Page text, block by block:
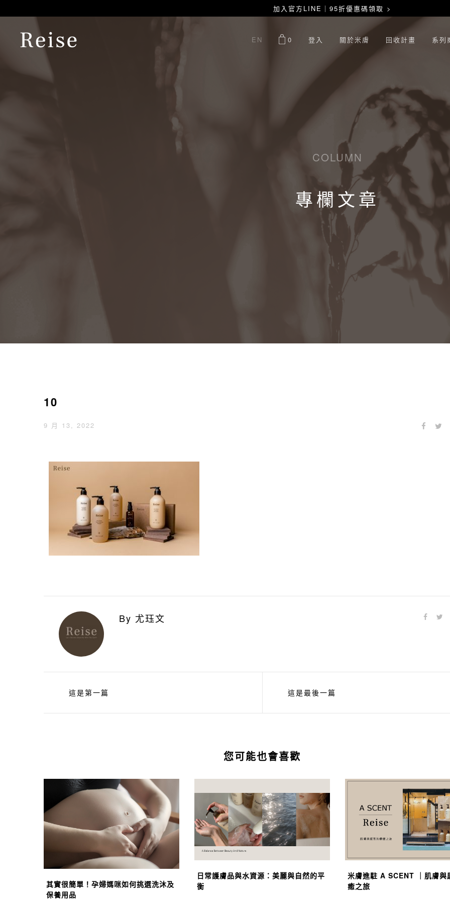
加入官方LINE｜95折優惠碼領取 >
EN 0 登入 關於米膚 回收計畫 系列
COLUMN
專欄文章
10
9 月 13, 2022
By 尤珏文
這是第一篇 這是最後一篇
您可能也會喜歡
其實很簡單！孕婦媽咪如何挑選洗沐及
保養用品
日常護膚品與水資源：美麗與自然的平
衡
米膚進駐 A SCENT ｜肌膚與
癒之旅